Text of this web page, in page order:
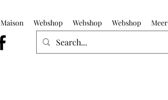
Maison Webshop Webshop Webshop Meer